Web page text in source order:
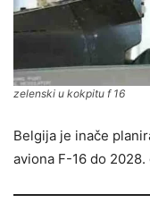
zelenski u kokpitu f 16
Belgija je inače
aviona F-16 do 2028.